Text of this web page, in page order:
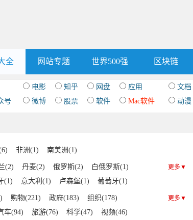
全 网站专题 世界500强 区块链
电影 知乎 网盘 应用 文档
号 微博 股票 软件 Mac软件 动漫
非洲(1) 南美洲(1)
(2) 丹麦(2) 俄罗斯(2)
白俄罗斯(1)
(1) 意大利(1) 卢森堡(1) 葡萄牙(1)
更多▼
购物(221) 政府(183)
组织(178)
车(94) 旅游(76) 科学(47)
视频(46)
更多▼